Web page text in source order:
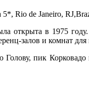
Rio de Janeiro,
открыта в 1975
залов и комнат для
пик Корковадо